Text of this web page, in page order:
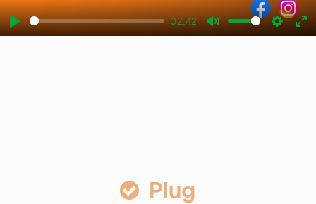
Play
02:42
Mute
Plug